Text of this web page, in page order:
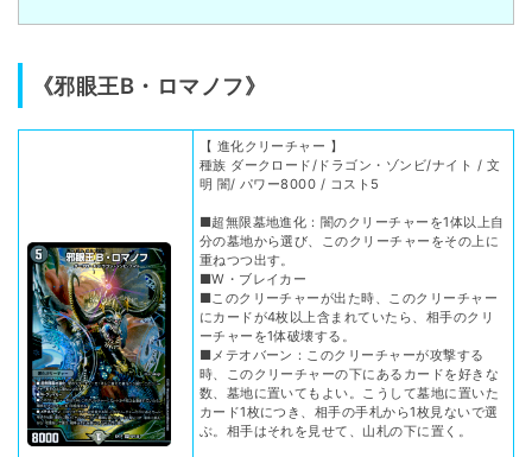
《邪眼王B・ロマノフ》
【 進化クリーチャー 】
種族 ダークロード/ドラゴン・ゾンビ/ナイト / 文
明 闇/ パワー8000 / コスト5
■超無限墓地進化：闇のクリーチャーを1体以上自
分の墓地から選び、このクリーチャーをその上に
重ねつつ出す。
■W・ブレイカー
■このクリーチャーが出た時、このクリーチャー
にカードが4枚以上含まれていたら、相手のクリ
ーチャーを1体破壊する。
■メテオバーン：このクリーチャーが攻撃する
時、このクリーチャーの下にあるカードを好きな
数、墓地に置いてもよい。こうして墓地に置いた
カード1枚につき、相手の手札から1枚見ないで選
ぶ。相手はそれを見せて、山札の下に置く。